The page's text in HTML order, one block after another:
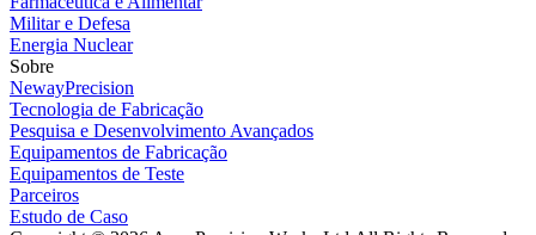
Militar e Defesa
Energia Nuclear
Sobre
NewayPrecision
Tecnologia de Fabricação
Pesquisa e Desenvolvimento Avançados
Equipamentos de Fabricação
Equipamentos de Teste
Parceiros
Estudo de Caso